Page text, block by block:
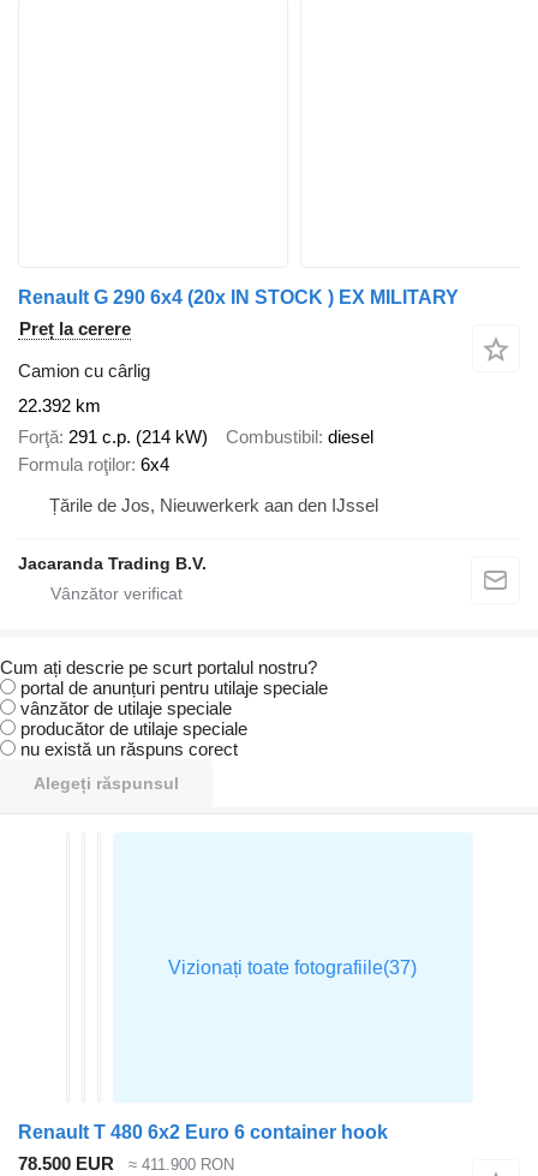
Renault G 290 6x4 (20x IN STOCK ) EX MILITARY
Preț la cerere
Camion cu cârlig
22.392 km
Forţă 291 c.p. (214 kW) Combustibil diesel
Formula roţilor 6x4
Țările de Jos, Nieuwerkerk aan den IJssel
Jacaranda Trading B.V.
Cum ați descrie pe scurt portalul nostru?
portal de anunțuri pentru utilaje speciale
vânzător de utilaje speciale
producător de utilaje speciale
nu există un răspuns corect
Alegeți răspunsul
Renault T 480 6x2 Euro 6 container hook
78.500 EUR
≈ 411.900 RON